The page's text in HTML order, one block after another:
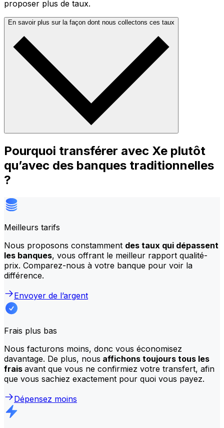
proposer plus de taux.
En savoir plus sur la façon dont nous collectons ces taux
Pourquoi transférer avec Xe plutôt
qu’avec des banques traditionnelles
?
Meilleurs tarifs
Nous proposons constamment des taux qui dépassent
les banques, vous offrant le meilleur rapport qualité-
prix. Comparez-nous à votre banque pour voir la
différence.
Envoyer de l’argent
Frais plus bas
Nous facturons moins, donc vous économisez
davantage. De plus, nous affichons toujours tous les
frais avant que vous ne confirmiez votre transfert, afin
que vous sachiez exactement pour quoi vous payez.
Dépensez moins